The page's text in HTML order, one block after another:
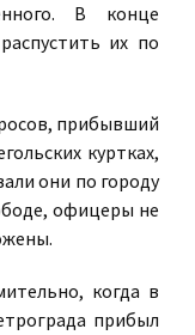
В конце
их по
прибывший
куртках,
они по городу
офицеры не
когда в
прибыл